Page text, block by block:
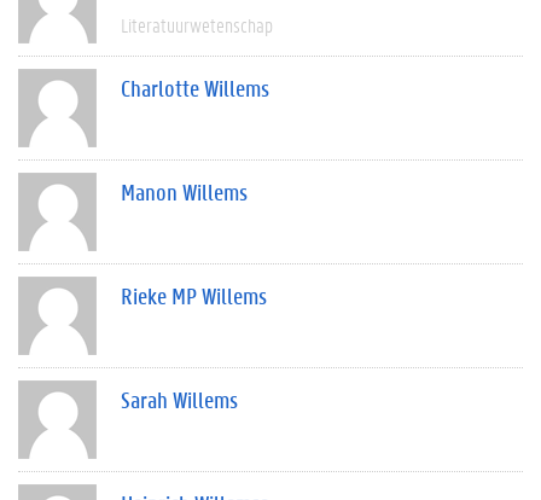
Literatuurwetenschap
Charlotte Willems
Manon Willems
Rieke MP Willems
Sarah Willems